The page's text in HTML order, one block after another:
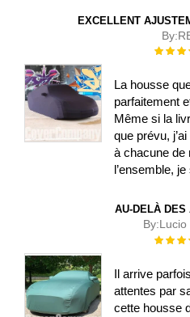
EXCELLENT
By:
La housse
parfaitement
Même si la
que prévu,
à chacune de
l’ensemble,
AU-DELÀ DES
By:Lucio
Il arrive
attentes par
cette housse